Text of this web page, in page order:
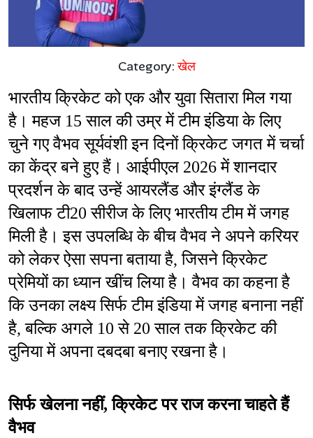
Category:खेल
भारतीय क्रिकेट को एक और युवा सितारा मिल गया
है। महज 15 साल की उम्र में टीम इंडिया के लिए
चुने गए वैभव सूर्यवंशी इन दिनों क्रिकेट जगत में चर्चा
का केंद्र बने हुए हैं। आईपीएल 2026 में शानदार
प्रदर्शन के बाद उन्हें आयरलैंड और इंग्लैंड के
खिलाफ टी20 सीरीज के लिए भारतीय टीम में जगह
मिली है। इस उपलब्धि के बीच वैभव ने अपने करियर
को लेकर ऐसा सपना बताया है, जिसने क्रिकेट
प्रेमियों का ध्यान खींच लिया है। वैभव का कहना है
कि उनका लक्ष्य सिर्फ टीम इंडिया में जगह बनाना नहीं
है, बल्कि अगले 10 से 20 साल तक क्रिकेट की
दुनिया में अपना दबदबा बनाए रखना है।
सिर्फ खेलना नहीं, क्रिकेट पर राज करना चाहते हैं
वैभव